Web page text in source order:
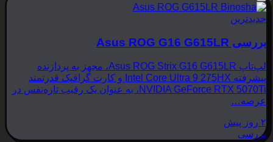
جدیدترین
بررسی Asus ROG G16 G615LR
لپ‌تاپ Asus ROG Strix G16 G615LR، مجهز به پردازنده
پیشرفته Intel Core Ultra 9 275HX و کارت گرافیک قدرتمند
NVIDIA GeForce RTX 5070Ti، به عنوان یک رقیب تازه‌نفس در
عرصه…
۲ روز پیش
بررسی